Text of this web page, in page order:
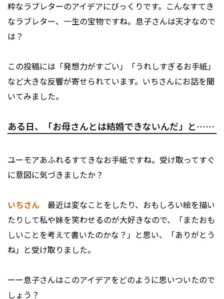
粋なラブレターのアイデアにびっくりです。こんなすてき
なラブレター、一生の宝物ですね。息子さんは天才なので
は？
この投稿には「発想力がすごい」「うれしすぎるお手紙」
など大きな反響が寄せられています。いちさんにお話を聞
いてみました。
ある日、「お母さんとは結婚できないんだ」と……
――ユーモアあふれるすてきなお手紙ですね。受け取ってすぐ
に意図に気づきましたか？
いちさん 最近は変なことをしたり、おもしろい絵を描い
たりして私や妹を笑わせるのが大好きなので、「またおも
しいことを考えて書いたのかな？」と思い、「ありがとう
ね」と受け取りました。
ーー息子さんはこのアイデアをどのように思いついたので
しょう？